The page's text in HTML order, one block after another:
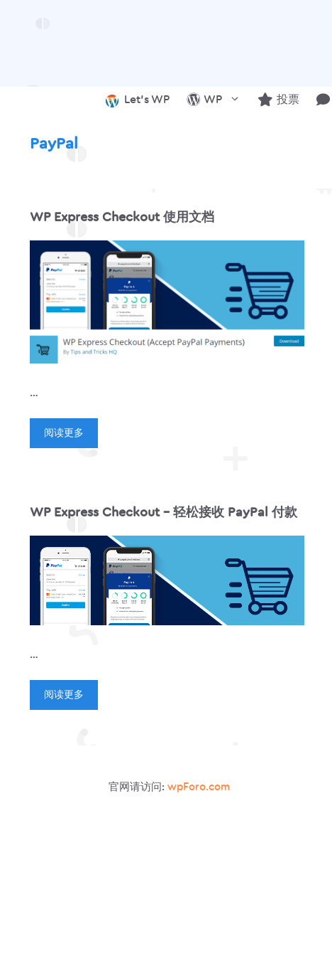
Let’s WP WP 投票
PayPal
WP Express Checkout 使用文档
…
阅读更多
WP Express Checkout – 轻松接收 PayPal 付款
…
阅读更多
官网请访问:wpForo.com